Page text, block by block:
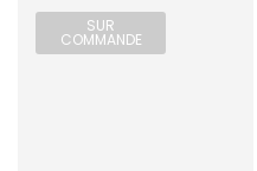
SUR
COMMANDE